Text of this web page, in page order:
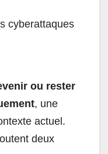
cyberattaques
ou rester
, une
actuel.
deux